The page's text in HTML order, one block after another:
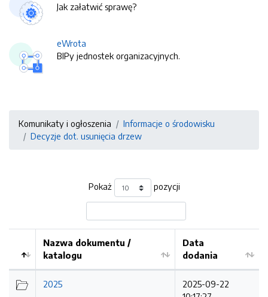
Jak załatwić sprawę?
eWrota
BIPy jednostek organizacyjnych.
Komunikaty i ogłoszenia
Informacje o środowisku
Decyzje dot. usunięcia drzew
Pokaż pozycji
Kolejność
Nazwa dokumentu /
katalogu
Data
dodania
2025
2025-09-22